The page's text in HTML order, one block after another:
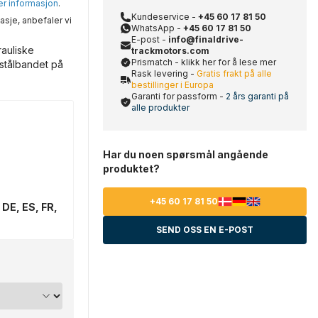
informasjon.
anbefaler vi
på
ES, FR,
Kundeservice - +45 60 17 81 50
WhatsApp - +45 60 17 81 50
E-post - info@finaldrive-
trackmotors.com
Prismatch - klikk her for å lese mer
Rask levering - Gratis frakt på alle
bestillinger i Europa
Garanti for passform - 2 års garanti på
alle produkter
Har du noen spørsmål angående
produktet?
+45 60 17 81 50
SEND OSS EN E-POST